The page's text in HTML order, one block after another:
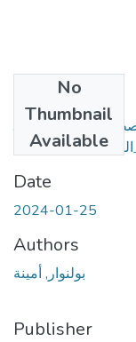
No
Thumbnail
Available
Date
2024-01-25
Authors
بولنوار, أمينة
Publisher